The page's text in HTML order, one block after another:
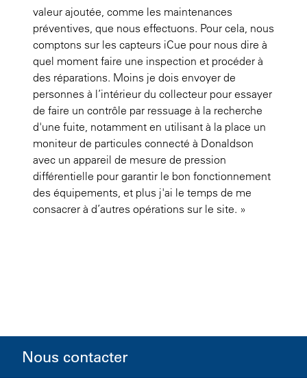
valeur ajoutée, comme les maintenances
préventives, que nous effectuons. Pour cela, nous
comptons sur les capteurs iCue pour nous dire à
quel moment faire une inspection et procéder à
des réparations. Moins je dois envoyer de
personnes à l’intérieur du collecteur pour essayer
de faire un contrôle par ressuage à la recherche
d'une fuite, notamment en utilisant à la place un
moniteur de particules connecté à Donaldson
avec un appareil de mesure de pression
différentielle pour garantir le bon fonctionnement
des équipements, et plus j'ai le temps de me
consacrer à d’autres opérations sur le site. »
Nous contacter